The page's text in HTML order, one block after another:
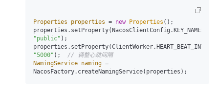
Properties properties = new Properties ();
"public" );
"5000" ); // 调整心跳间隔
NamingService naming =